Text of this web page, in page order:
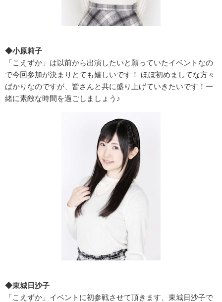
◆小原莉子
「こえずか」は以前から出演したいと願っていたイベントなの
で今回参加が決まりとても嬉しいです！ ほぼ初めましてな方々
ばかりなのですが、皆さんと共に盛り上げていきたいです！一
緒に素敵な時間を過ごしましょう♪
◆東城日沙子
「こえずか」イベントに初参戦させて頂きます、東城日沙子で